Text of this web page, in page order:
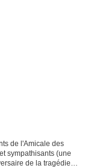
de l'Amicale des
sympathisants (une
de la tragédie